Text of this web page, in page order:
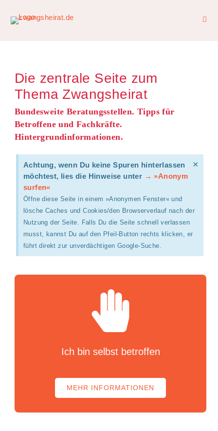
Die zentrale Seite zum
Thema Zwangsheirat
Bundesweite Beratungsstellen. Tipps für
Betroffene und Fachkräfte.
Hintergrundinformationen.
Achtung, wenn Du keine Spuren hinterlassen
möchtest, lies die Hinweise unter → »Anonym
surfen«
Öffne diese Seite in einem »Anonymen Fenster« und
lösche Caches und Cookies/den Browserverlauf nach der
Nutzung der Seite. Falls Du die Seite schnell verlassen
musst, kannst Du auf den Pfeil-Button rechts klicken, er
führt direkt zur unverdächtigen Google-Suche.
×
Ich bin selbst betroffen
MEHR INFORMATIONEN